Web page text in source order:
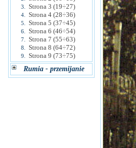
3. Strona 3 (19÷27)
4. Strona 4 (28÷36)
5. Strona 5 (37÷45)
6. Strona 6 (46÷54)
7. Strona 7 (55÷63)
8. Strona 8 (64÷72)
9.
Strona 9 (73÷75)
Rumia - przemijanie